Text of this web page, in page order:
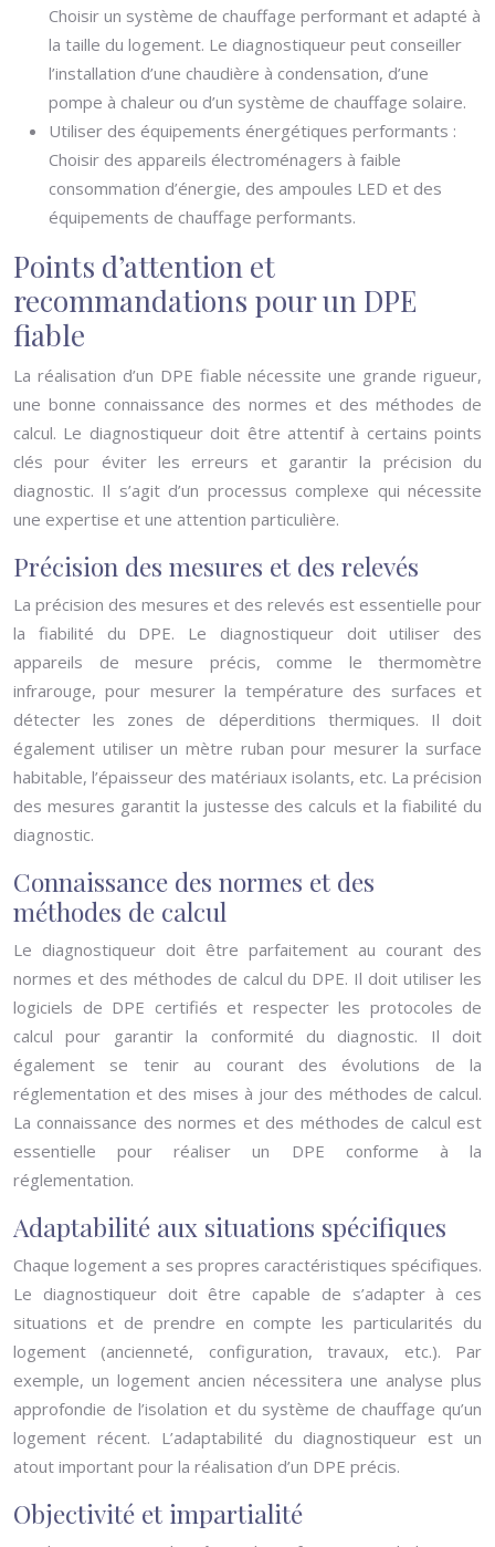
Choisir un système de chauffage performant et adapté à
la taille du logement. Le diagnostiqueur peut conseiller
l’installation d’une chaudière à condensation, d’une
pompe à chaleur ou d’un système de chauffage solaire.
Utiliser des équipements énergétiques performants :
Choisir des appareils électroménagers à faible
consommation d’énergie, des ampoules LED et des
équipements de chauffage performants.
Points d’attention et
recommandations pour un DPE
fiable
La réalisation d’un DPE fiable nécessite une grande rigueur,
une bonne connaissance des normes et des méthodes de
calcul. Le diagnostiqueur doit être attentif à certains points
clés pour éviter les erreurs et garantir la précision du
diagnostic. Il s’agit d’un processus complexe qui nécessite
une expertise et une attention particulière.
Précision des mesures et des relevés
La précision des mesures et des relevés est essentielle pour
la fiabilité du DPE. Le diagnostiqueur doit utiliser des
appareils de mesure précis, comme le thermomètre
infrarouge, pour mesurer la température des surfaces et
détecter les zones de déperditions thermiques. Il doit
également utiliser un mètre ruban pour mesurer la surface
habitable, l’épaisseur des matériaux isolants, etc. La précision
des mesures garantit la justesse des calculs et la fiabilité du
diagnostic.
Connaissance des normes et des
méthodes de calcul
Le diagnostiqueur doit être parfaitement au courant des
normes et des méthodes de calcul du DPE. Il doit utiliser les
logiciels de DPE certifiés et respecter les protocoles de
calcul pour garantir la conformité du diagnostic. Il doit
également se tenir au courant des évolutions de la
réglementation et des mises à jour des méthodes de calcul.
La connaissance des normes et des méthodes de calcul est
essentielle pour réaliser un DPE conforme à la
réglementation.
Adaptabilité aux situations spécifiques
Chaque logement a ses propres caractéristiques spécifiques.
Le diagnostiqueur doit être capable de s’adapter à ces
situations et de prendre en compte les particularités du
logement (ancienneté, configuration, travaux, etc.). Par
exemple, un logement ancien nécessitera une analyse plus
approfondie de l’isolation et du système de chauffage qu’un
logement récent. L’adaptabilité du diagnostiqueur est un
atout important pour la réalisation d’un DPE précis.
Objectivité et impartialité